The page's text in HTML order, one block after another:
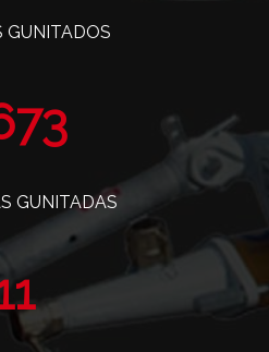
GUNITADOS
GUNITADAS